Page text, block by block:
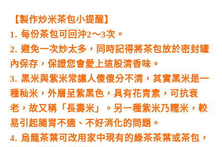
【製作炒米茶包小提醒】
1. 每份茶包可回沖2～3次。
2. 避免一次炒太多，同時記得將茶包放於密封罐
內保存，保證您會愛上這股清香味。
3. 黑米與紫米常讓人傻傻分不清，其實黑米是一
種秈米，外層呈紫黑色，具有花青素，可抗衰
老，故又稱「長壽米」。另一種紫米乃糯米，較
易引起腸胃不適、不好消化的問題。
4. 烏龍茶葉可改用家中現有的綠茶茶葉或茶包，